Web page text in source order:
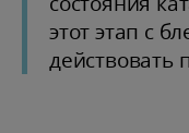
этот этап с
действовать